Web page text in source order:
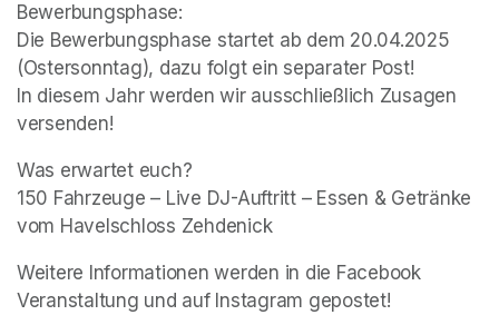
Bewerbungsphase:
Die Bewerbungsphase startet ab dem 20.04.2025
(Ostersonntag), dazu folgt ein separater Post!
In diesem Jahr werden wir ausschließlich Zusagen
versenden!
Was erwartet euch?
150 Fahrzeuge – Live DJ-Auftritt – Essen & Getränke
vom Havelschloss Zehdenick
Weitere Informationen werden in die Facebook
Veranstaltung und auf Instagram gepostet!